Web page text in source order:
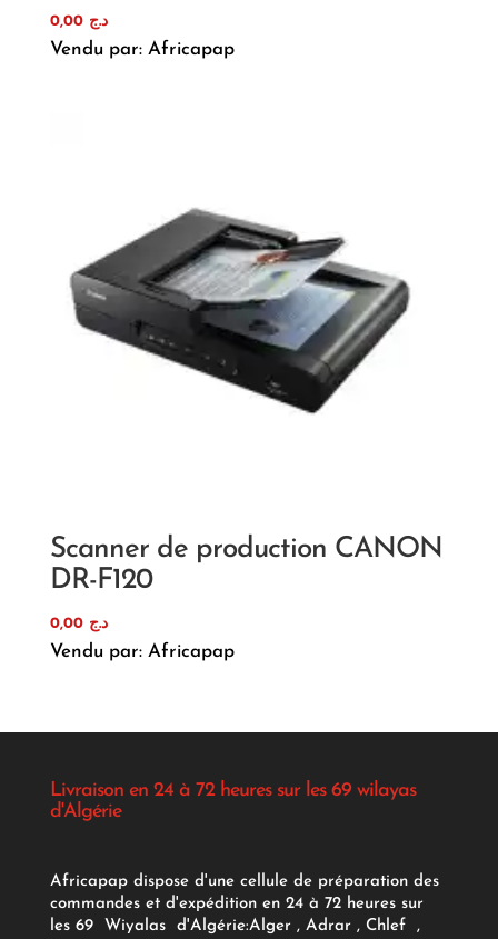
د.ج 0,00
Vendu par: Africapap
Scanner de production CANON
DR-F120
د.ج 0,00
Vendu par: Africapap
Livraison en 24 à 72 heures sur les 69 wilayas
d'Algérie
Africapap dispose d'une cellule de préparation des
commandes et d'expédition en 24 à 72 heures sur
les 69 Wiyalas d'Algérie:Alger , Adrar, Chlef ,